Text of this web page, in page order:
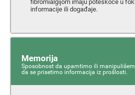
fibromialgijom imaju poteškoće u
informacije ili događaje.
Memorija
Sposobnost da upamtimo ili
da se prisetimo informacija iz prošlosti.